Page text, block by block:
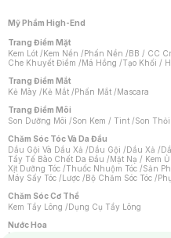
Mỹ Phẩm High-End
Trang Điểm Mặt
Kem Lót /Kem Nền /Phấn Nền /BB / CC
Che Khuyết Điểm /Má Hồng /Tạo Khối /
Trang Điểm Mắt
Kẻ Mày /Kẻ Mắt /Phấn Mắt /Mascara
Trang Điểm Môi
Son Dưỡng Môi /Son Kem / Tint /Son Thỏi
Chăm Sóc Tóc Và Da Đầu
Dầu Gội Và Dầu Xả /Dầu Gội /Dầu Xả /
Tẩy Tế Bào Chết Da Đầu /Mặt Nạ / Kem Ủ
Xịt Dưỡng Tóc /Thuốc Nhuộm Tóc /Sản
Máy Sấy Tóc /Lược /Bộ Chăm Sóc Tóc /
Chăm Sóc Cơ Thể
Kem Tẩy Lông /Dụng Cụ Tẩy Lông
Nước Hoa
Nước Hoa Nữ